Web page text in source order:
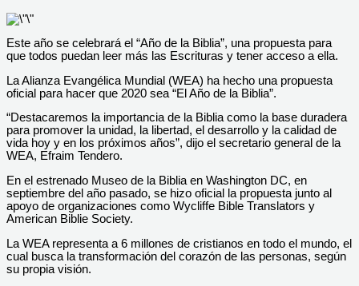
Este año se celebrará el “Año de la Biblia”, una propuesta para
que todos puedan leer más las Escrituras y tener acceso a ella.
La Alianza Evangélica Mundial (WEA) ha hecho una propuesta
oficial para hacer que 2020 sea “El Año de la Biblia”.
“Destacaremos la importancia de la Biblia como la base duradera
para promover la unidad, la libertad, el desarrollo y la calidad de
vida hoy y en los próximos años”, dijo el secretario general de la
WEA, Efraim Tendero.
En el estrenado Museo de la Biblia en Washington DC, en
septiembre del año pasado, se hizo oficial la propuesta junto al
apoyo de organizaciones como Wycliffe Bible Translators y
American Biblie Society.
La WEA representa a 6 millones de cristianos en todo el mundo, el
cual busca la transformación del corazón de las personas, según
su propia visión.